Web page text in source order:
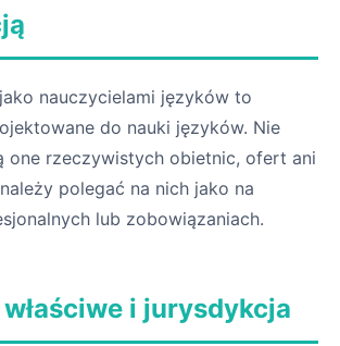
nauczycielami języków to
do nauki języków. Nie
one rzeczywistych obietnic, ofert ani
polegać na nich jako na
lub zobowiązaniach.
właściwe i jurysdykcja